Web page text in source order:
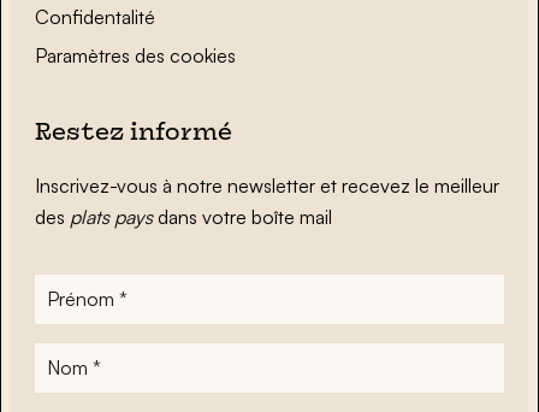
Confidentalité
Paramètres des cookies
Restez informé
Inscrivez-vous à notre newsletter et recevez le meilleur
des plats paysdans votre boîte mail
Prénom
Nom